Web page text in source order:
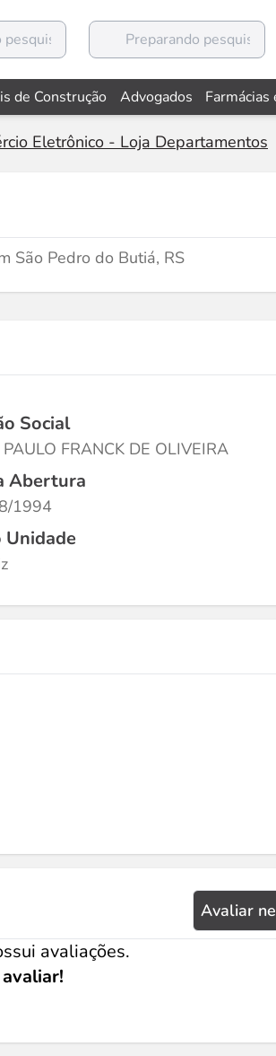
de Construção Advogados Farmácias
Eletrônico - Loja Departamentos
São Pedro do Butiá, RS
Social
FRANCK DE OLIVEIRA
Abertura
1994
Unidade
Avaliar
avaliações.